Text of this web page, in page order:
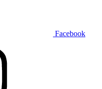
Facebook